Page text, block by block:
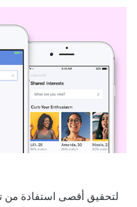
لتحقيق أقصى استفادة من